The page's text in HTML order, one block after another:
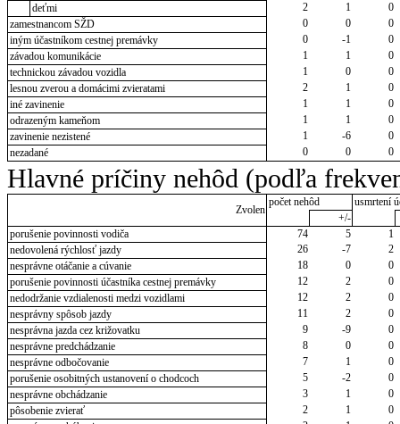
deťmi
2 1
0
zamestnancom SŽD
0 0
0
iným účastníkom cestnej premávky
0 -1
0
závadou komunikácie
1 1
0
technickou závadou vozidla
1 0
0
lesnou zverou a domácimi zvieratami
2 1
0
iné zavinenie
1 1
0
odrazeným kameňom
1 1
0
zavinenie nezistené
1 -6
0
nezadané
0 0 0
Hlavné príčiny nehôd (podľa
Zvolen
počet nehôd
usmrtení
+/-
porušenie povinnosti vodiča
74 5
1
nedovolená rýchlosť jazdy
26 -7
2
nesprávne otáčanie a cúvanie
18 0
0
porušenie povinnosti účastníka cestnej premávky
12 2
0
nedodržanie vzdialenosti medzi vozidlami
12 2
0
nesprávny spôsob jazdy
11 2
0
nesprávna jazda cez križovatku
9 -9
0
nesprávne predchádzanie
8 0
0
nesprávne odbočovanie
7 1
0
porušenie osobitných ustanovení o chodcoch
5 -2
0
nesprávne obchádzanie
3 1
0
pôsobenie zvierať
2 1
0